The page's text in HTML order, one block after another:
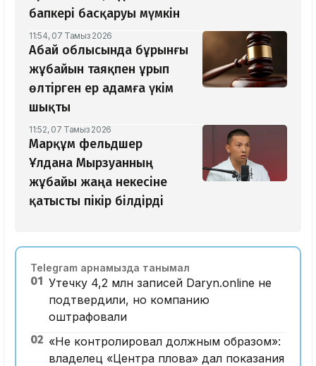
бапкері басқаруы мүмкін
11:54, 07 Тамыз 2026
Абай облысында бұрынғы
жұбайын таяқпен ұрып
өлтірген ер адамға үкім
шықты
11:52, 07 Тамыз 2026
Марқұм фельдшер
Ұлдана Мырзуанның
жұбайы жаңа некесіне
қатысты пікір білдірді
Telegram арнамызда танымал
01 Утечку 4,2 млн записей Daryn.online не
подтвердили, но компанию
оштрафовали
02 «Не контролировал должным образом»:
владелец «Центра плова» дал показания